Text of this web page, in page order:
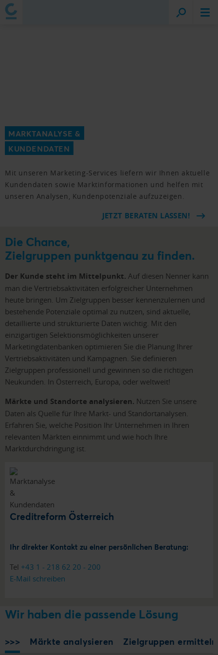
MARKTANALYSE &
KUNDENDATEN
Mit unseren Marketing-Services liefern wir Ihnen aktuelle
Kundendaten sowie Marktinformationen und helfen mit
unseren Analysen, Kundenpotenziale aufzuzeigen.
JETZT BERATEN LASSEN!
Die Chance,
Zielgruppen punktgenau zu finden.
Der Kunde steht im Mittelpunkt. Auf diesen Nenner kann
man die Vertriebsaktivitäten erfolgreicher Unternehmen
heute bringen. Um Zielgruppen besser kennenzulernen und
bestehende Potenziale optimal zu nutzen, sind aktuelle,
detaillierte und strukturierte Daten wichtig. Mit den
einzigartigen Selektionsmöglichkeiten unserer
Marketingdatenbanken optimieren Sie die Planung Ihrer
Vertriebsaktivitäten und Kampagnen. Sie definieren
Zielgruppen professionell und gewinnen so die richtigen
Neukunden. In Österreich, Europa, oder weltweit!
Märkte und Standorte analysieren. Nutzen Sie unsere
Daten als Quelle für Ihre Markt- und Standortanalysen.
Erfahren Sie, welche Position Ihr Unternehmen in Ihren
relevanten Märkten einnimmt und wie hoch Ihre
Marktdurchdringung ist.
Creditreform Österreich
Ihr direkter Kontakt zu einer persönlichen Beratung:
Tel +43 1 - 218 62 20 - 200
E-Mail schreiben
Wir haben die passende Lösung
>>> Märkte analysieren Zielgruppen ermitteln